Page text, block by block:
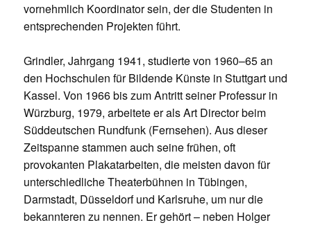
vornehmlich Koordinator sein, der die Studenten in
entsprechenden Projekten führt.
Grindler, Jahrgang 1941, studierte von 1960–65 an
den Hochschulen für Bildende Künste in Stuttgart und
Kassel. Von 1966 bis zum Antritt seiner Professur in
Würzburg, 1979, arbeitete er als Art Director beim
Süddeutschen Rundfunk (Fernsehen). Aus dieser
Zeitspanne stammen auch seine frühen, oft
provokanten Plakatarbeiten, die meisten davon für
unterschiedliche Theaterbühnen in Tübingen,
Darmstadt, Düsseldorf und Karlsruhe, um nur die
bekannteren zu nennen. Er gehört – neben Holger